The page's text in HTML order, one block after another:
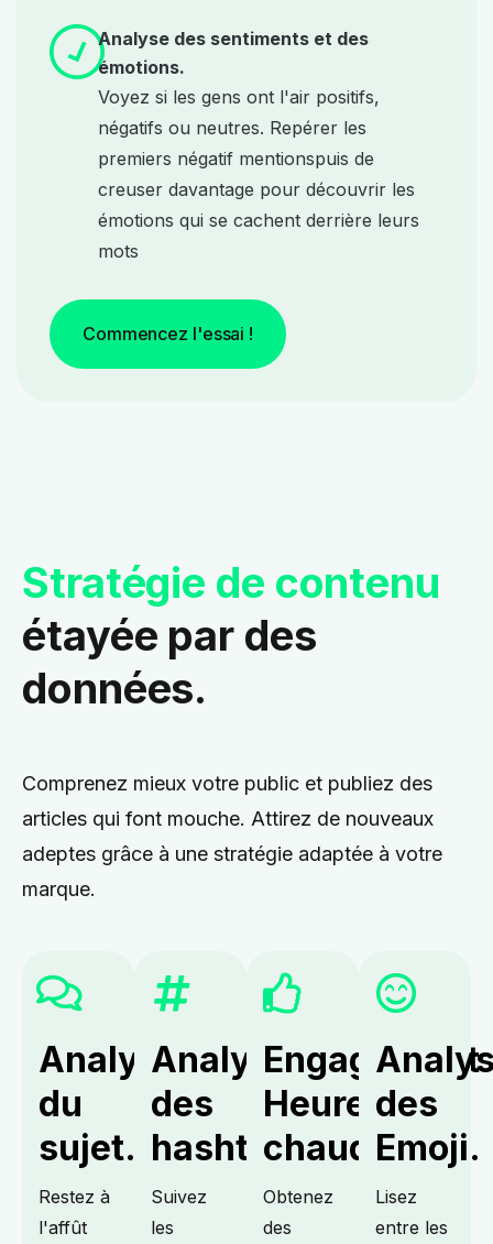
Analyse des sentiments et des
émotions.
Voyez si les gens ont l'air positifs,
négatifs ou neutres. Repérer les
premiers négatif mentionspuis de
creuser davantage pour découvrir les
émotions qui se cachent derrière leurs
mots
Commencez l'essai !
Stratégie de contenu
étayée par des
données.
Comprenez mieux votre public et publiez des
articles qui font mouche. Attirez de nouveaux
adeptes grâce à une stratégie adaptée à votre
marque.
Analyse
du
sujet.
Restez à
l'affût
Analyse
des
hashtags.
Suivez
les
Engagement
Heures
chaudes.
Obtenez
des
des
Emoji.
Lisez
entre les